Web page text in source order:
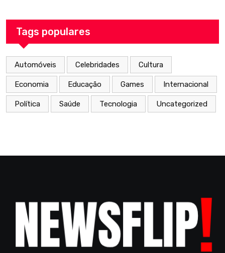
Tags populares
Automóveis Celebridades Cultura
Economia Educação Games Internacional
Política Saúde Tecnologia Uncategorized